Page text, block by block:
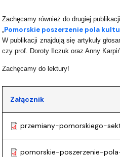
Zachęcamy również do drugiej
Pomorskie poszerzenie pola
W publikacji znajdują się artykuły
czy prof. Doroty Ilczuk oraz Anny
Zachęcamy do lektury!
Załącznik
przemiany-pomorskiego-
pomorskie-poszerzenie-